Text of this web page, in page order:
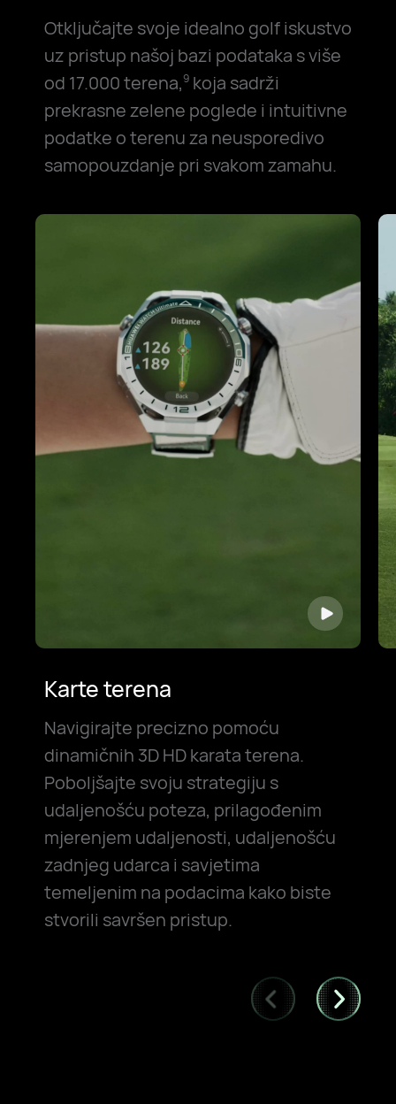
Otključajte svoje idealno golf iskustvo
uz pristup našoj bazi podataka s više
od 17.000 terena,9koja sadrži
prekrasne zelene poglede i intuitivne
podatke o terenu za neusporedivo
samopouzdanje pri svakom zamahu.
Karte terena
Navigirajte precizno pomoću
dinamičnih 3D HD karata terena.
Poboljšajte svoju strategiju s
udaljenošću poteza, prilagođenim
mjerenjem udaljenosti, udaljenošću
zadnjeg udarca i savjetima
temeljenim na podacima kako biste
stvorili savršen pristup.